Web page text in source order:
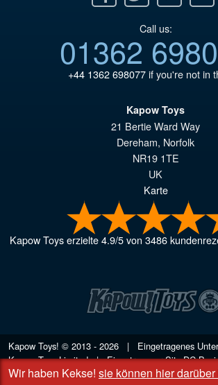
Call us:
01362
+44 1362 698077if you're not in
Kapow Toys
21 Bertie Ward Way
Dereham, Norfolk
NR19 1TE
UK
Karte
Kapow Toyserzielte4.9/5von 3486
Kapow Toys! © 2013 - 2026 | Eingetragenes
Kapow Toys Limited | Eingetragener Sitz DC
Charles Wood Rd, Rash's Green, Dereham,
Wir haben Kekse! sie können hier